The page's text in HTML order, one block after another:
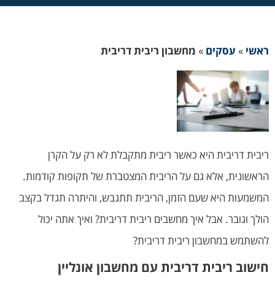
ראשי » עסקים » מחשבון ריבית דריבית
ריבית דריבית היא כאשר ריבית מתקבלת לא רק על הקרן
הראשונית, אלא גם על הריבית המצטברת של תקופות קודמות.
המשמעות היא שעם הזמן, הריבית תתגבש, והיתרה תגדל בקצב
הולך וגובר. אבל איך מחשבים ריבית דריבית? ואיך אתה יכול
להשתמש במחשבון ריבית דריבית?
חישוב ריבית דריבית עם מחשבון אונליין